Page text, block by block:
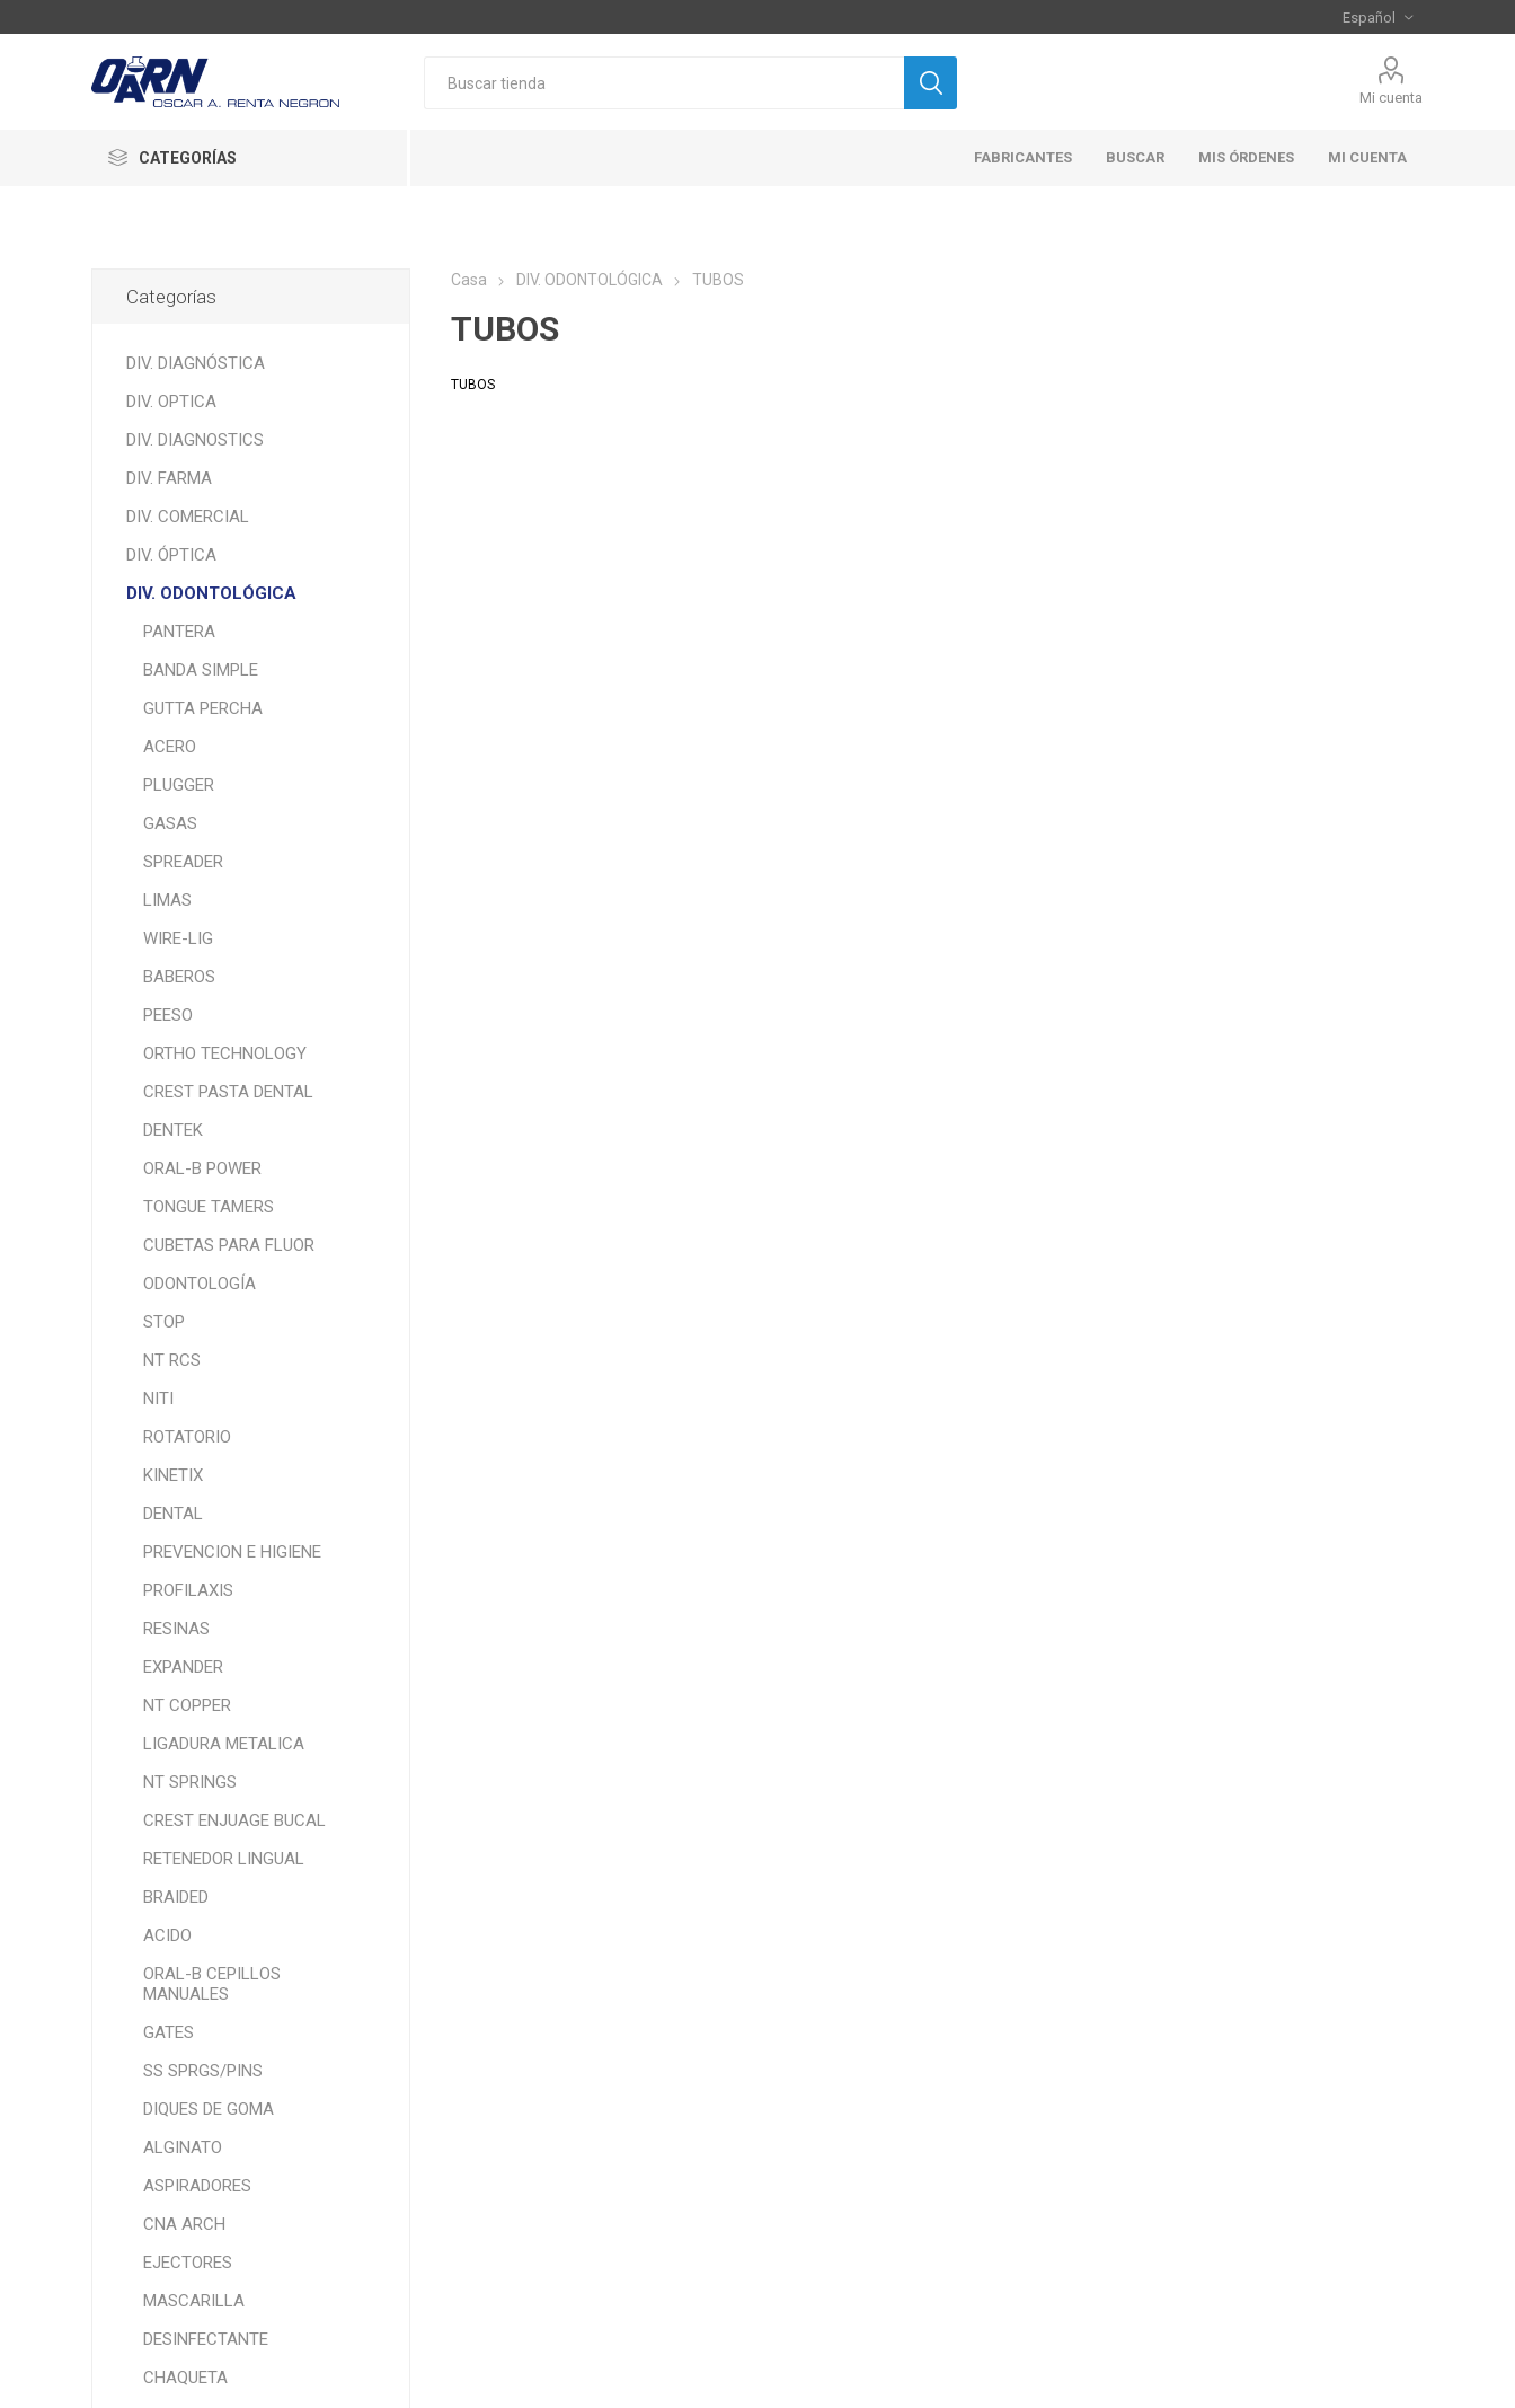
Mi cuenta
CATEGORÍAS FABRICANTES BUSCAR MIS ÓRDENES MI CUENTA
Casa DIV. ODONTOLÓGICA TUBOS
TUBOS
TUBOS
Categorías
DIV. DIAGNÓSTICA
DIV. OPTICA
DIV. DIAGNOSTICS
DIV. FARMA
DIV. COMERCIAL
DIV. ÓPTICA
DIV. ODONTOLÓGICA
PANTERA
BANDA SIMPLE
GUTTA PERCHA
ACERO
PLUGGER
GASAS
SPREADER
LIMAS
WIRE-LIG
BABEROS
PEESO
ORTHO TECHNOLOGY
CREST PASTA DENTAL
DENTEK
ORAL-B POWER
TONGUE TAMERS
CUBETAS PARA FLUOR
ODONTOLOGÍA
STOP
NT RCS
NITI
ROTATORIO
KINETIX
DENTAL
PREVENCION E HIGIENE
PROFILAXIS
RESINAS
EXPANDER
NT COPPER
LIGADURA METALICA
NT SPRINGS
CREST ENJUAGE BUCAL
RETENEDOR LINGUAL
BRAIDED
ACIDO
ORAL-B CEPILLOS
MANUALES
GATES
SS SPRGS/PINS
DIQUES DE GOMA
ALGINATO
ASPIRADORES
CNA ARCH
EJECTORES
MASCARILLA
DESINFECTANTE
CHAQUETA